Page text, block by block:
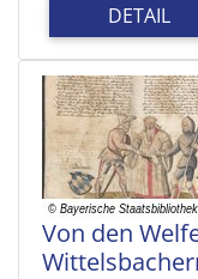
DETAIL
Von den